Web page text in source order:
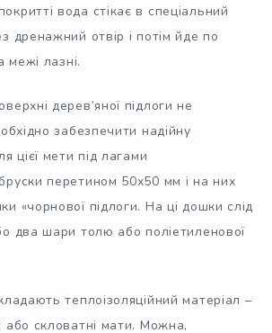
вода стікає в спеціальний
дренажний отвір і потім йде по
межі лазні.
дерев’яної підлоги не
забезпечити надійну
цієї мети під лагами
перетином 50х50 мм і на них
«чорнової підлоги. На ці дошки слід
два шари толю або поліетиленової
теплоізоляційний матеріал –
або скловатні мати. Можна,